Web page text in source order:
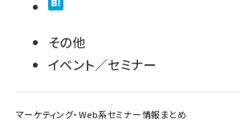
その他
イベント／セミナー
マーケティング・Web系セミナー情報まとめ